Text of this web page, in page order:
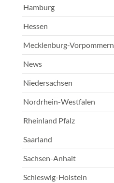
Hamburg
Hessen
Mecklenburg-Vorpommern
News
Niedersachsen
Nordrhein-Westfalen
Rheinland Pfalz
Saarland
Sachsen-Anhalt
Schleswig-Holstein